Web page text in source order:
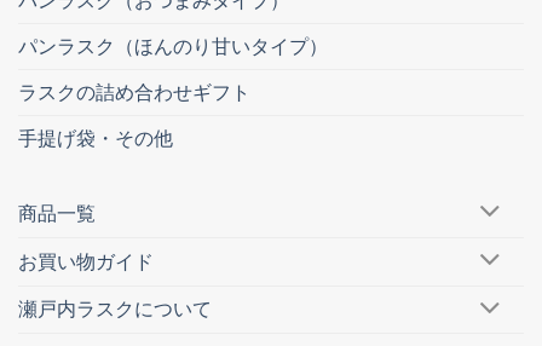
パンラスク（ほんのり甘いタイプ）
ラスクの詰め合わせギフト
手提げ袋・その他
商品一覧
お買い物ガイド
瀬戸内ラスクについて